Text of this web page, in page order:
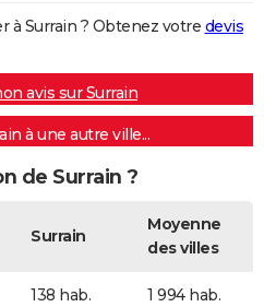
à Surrain ? Obtenez votre devis
avis sur Surrain
à une autre ville...
de Surrain ?
Surrain
Moyenne
des villes
138 hab. 1 994 hab.